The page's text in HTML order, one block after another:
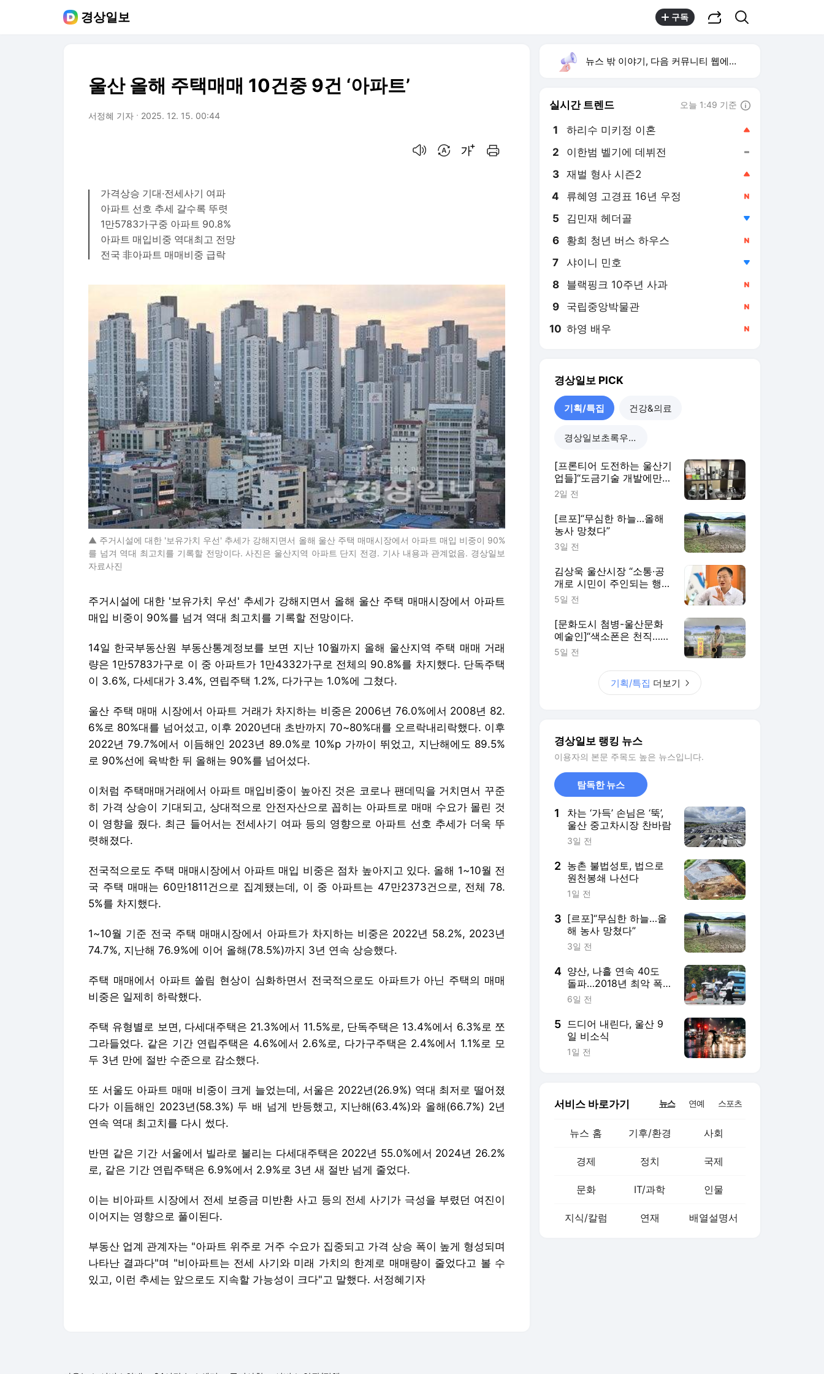
경상일보 구독
울산 올해 주택매매 10건중 9건 ‘아파트’
서정혜 기자 2025. 12. 15. 00:44
가격상승 기대·전세사기 여파
아파트 선호 추세 갈수록 뚜렷
1만5783가구중 아파트 90.8%
아파트 매입비중 역대최고 전망
전국 非아파트 매매비중 급락
▲ 주거시설에 대한 '보유가치 우선' 추세가 강해지면서 올해 울산 주택 매매시장에서 아파트 매입 비중이 90%
를 넘겨 역대 최고치를 기록할 전망이다. 사진은 울산지역 아파트 단지 전경. 기사 내용과 관계없음. 경상일보
자료사진
주거시설에 대한 '보유가치 우선' 추세가 강해지면서 올해 울산 주택 매매시장에서 아파트
매입 비중이 90%를 넘겨 역대 최고치를 기록할 전망이다.
14일 한국부동산원 부동산통계정보를 보면 지난 10월까지 올해 울산지역 주택 매매 거래
량은 1만5783가구로 이 중 아파트가 1만4332가구로 전체의 90.8%를 차지했다. 단독주택
이 3.6%, 다세대가 3.4%, 연립주택 1.2%, 다가구는 1.0%에 그쳤다.
울산 주택 매매 시장에서 아파트 거래가 차지하는 비중은 2006년 76.0%에서 2008년 82.
6%로 80%대를 넘어섰고, 이후 2020년대 초반까지 70~80%대를 오르락내리락했다. 이후
2022년 79.7%에서 이듬해인 2023년 89.0%로 10%p 가까이 뛰었고, 지난해에도 89.5%
로 90%선에 육박한 뒤 올해는 90%를 넘어섰다.
이처럼 주택매매거래에서 아파트 매입비중이 높아진 것은 코로나 팬데믹을 거치면서 꾸준
히 가격 상승이 기대되고, 상대적으로 안전자산으로 꼽히는 아파트로 매매 수요가 몰린 것
이 영향을 줬다. 최근 들어서는 전세사기 여파 등의 영향으로 아파트 선호 추세가 더욱 뚜
렷해졌다.
전국적으로도 주택 매매시장에서 아파트 매입 비중은 점차 높아지고 있다. 올해 1~10월 전
국 주택 매매는 60만1811건으로 집계됐는데, 이 중 아파트는 47만2373건으로, 전체 78.
5%를 차지했다.
1~10월 기준 전국 주택 매매시장에서 아파트가 차지하는 비중은 2022년 58.2%, 2023년
74.7%, 지난해 76.9%에 이어 올해(78.5%)까지 3년 연속 상승했다.
주택 매매에서 아파트 쏠림 현상이 심화하면서 전국적으로도 아파트가 아닌 주택의 매매
비중은 일제히 하락했다.
주택 유형별로 보면, 다세대주택은 21.3%에서 11.5%로, 단독주택은 13.4%에서 6.3%로 쪼
그라들었다. 같은 기간 연립주택은 4.6%에서 2.6%로, 다가구주택은 2.4%에서 1.1%로 모
두 3년 만에 절반 수준으로 감소했다.
또 서울도 아파트 매매 비중이 크게 늘었는데, 서울은 2022년(26.9%) 역대 최저로 떨어졌
다가 이듬해인 2023년(58.3%) 두 배 넘게 반등했고, 지난해(63.4%)와 올해(66.7%) 2년
연속 역대 최고치를 다시 썼다.
반면 같은 기간 서울에서 빌라로 불리는 다세대주택은 2022년 55.0%에서 2024년 26.2%
로, 같은 기간 연립주택은 6.9%에서 2.9%로 3년 새 절반 넘게 줄었다.
이는 비아파트 시장에서 전세 보증금 미반환 사고 등의 전세 사기가 극성을 부렸던 여진이
이어지는 영향으로 풀이된다.
부동산 업계 관계자는 "아파트 위주로 거주 수요가 집중되고 가격 상승 폭이 높게 형성되며
나타난 결과다"며 "비아파트는 전세 사기와 미래 가치의 한계로 매매량이 줄었다고 볼 수
있고, 이런 추세는 앞으로도 지속할 가능성이 크다"고 말했다. 서정혜기자
뉴스 밖 이야기, 다음 커뮤니티 웹에서 보기
실시간 트렌드 오늘 1:49 기준
1 하리수 미키정 이혼
2 이한범 벨기에 데뷔전
3 재벌 형사 시즌2
4 류혜영 고경표 16년 우정
5 김민재 헤더골
6 황희 청년 버스 하우스
7 샤이니 민호
8 블랙핑크 10주년 사과
9 국립중앙박물관
10 하영 배우
경상일보 PICK
기획/특집 건강&의료
경상일보초록우산 캠페인
[프론티어 도전하는 울산기
업들]“도금기술 개발에만
10년…전세계 제조현장에
2일 전
[르포]“무심한 하늘…올해
농사 망쳤다”
3일 전
김상욱 울산시장 “소통·공
개로 시민이 주인되는 행
정”
5일 전
[문화도시 첨병-울산문화
예술인]“색소폰은 천직…건
강 허락하는 날까지 연주”
5일 전
기획/특집 더보기
경상일보 랭킹 뉴스
이용자의 본문 주목도 높은 뉴스입니다.
탐독한 뉴스
1
차는 ‘가득’ 손님은 ‘뚝’,
울산 중고차시장 찬바람
3일 전
2 농촌 불법성토, 법으로
원천봉쇄 나선다
1일 전
3 [르포]“무심한 하늘…올
해 농사 망쳤다”
3일 전
4 양산, 나흘 연속 40도
돌파…2018년 최악 폭
염 기록과 타이기록
6일 전
5 드디어 내린다, 울산 9
일 비소식
1일 전
서비스 바로가기 뉴스 연예 스포츠
뉴스 홈 기후/환경 사회
경제 정치 국제
문화 IT/과학 인물
지식/칼럼 연재 배열설명서